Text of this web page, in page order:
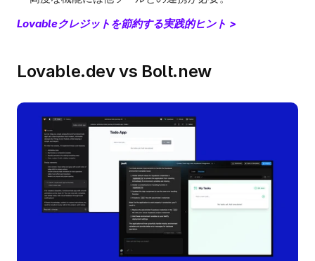
Lovableクレジットを節約する実践的ヒント >
Lovable.dev vs Bolt.new